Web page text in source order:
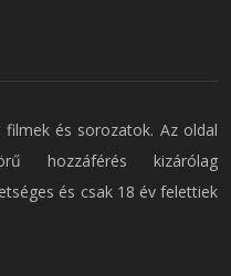
és sorozatok. Az oldal
hozzáférés kizárólag
és csak 18 év felettiek